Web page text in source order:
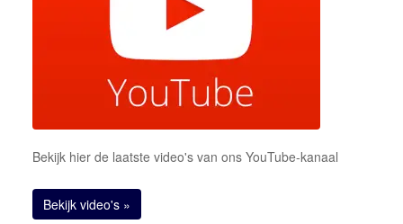
Bekijk hier de laatste video's van ons YouTube-kanaal
Bekijk video's »